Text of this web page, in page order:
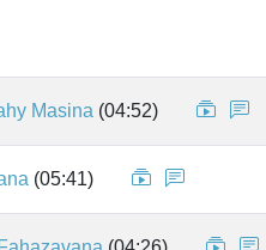
Masina (04:52)
(05:41)